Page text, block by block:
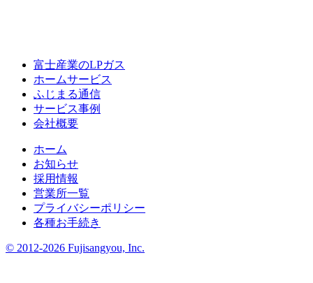
富士産業のLPガス
ホームサービス
ふじまる通信
サービス事例
会社概要
ホーム
お知らせ
採用情報
営業所一覧
プライバシーポリシー
各種お手続き
© 2012-2026 Fujisangyou, Inc.